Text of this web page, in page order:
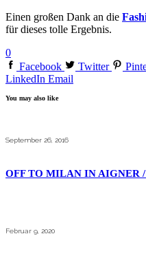
Einen großen Dank an die
für dieses tolle Ergebnis.
0
Facebook
Twitter
LinkedIn Email
You may also like
September 26, 2016
OFF TO MILAN IN AIGNER
Februar 9, 2020